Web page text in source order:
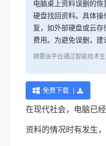
电脑桌上资料误删的
硬盘找回资料。具体
复，如外部硬盘或云
费用。为避免误删，建
摘要由平台通过智能技术
免费下载 |
在现代社会，电脑已
资料的情况时有发生